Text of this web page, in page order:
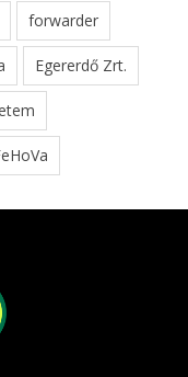
forwarder
Egererdő Zrt.